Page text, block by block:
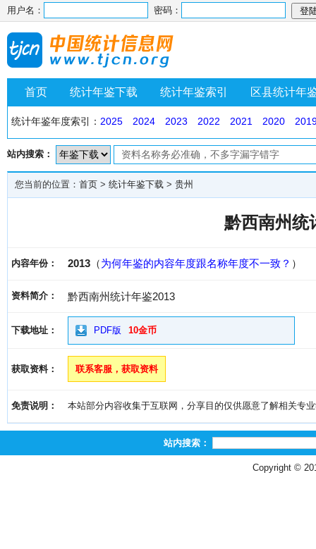
用户名： 密码：
首页 统计年鉴下载 统计年鉴索引 区县统计年
统计年鉴年度索引： 2025 2024 2023 2022 2021 2020
站内搜索：
您当前的位置： 首页 > 统计年鉴下载 > 贵州
黔西南州统
内容年份： 2013 （为何年鉴的内容年度跟名称年度不一致？ ）
资料简介： 黔西南州统计年鉴2013
下载地址： PDF版 10金币
获取资料： 联系客服，获取资料
免责说明： 本站部分内容收集于互联网，分享目的仅供愿意了解相关专
站内搜索：
Copyright ©